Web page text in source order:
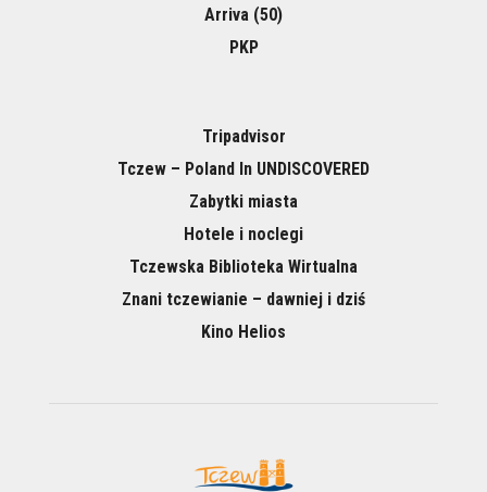
Arriva (50)
PKP
Tripadvisor
Tczew – Poland In UNDISCOVERED
Zabytki miasta
Hotele i noclegi
Tczewska Biblioteka Wirtualna
Znani tczewianie – dawniej i dziś
Kino Helios